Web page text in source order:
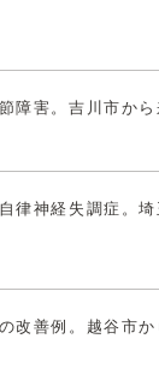
障害。吉川市から
律神経失調症。埼
改善例。越谷市か